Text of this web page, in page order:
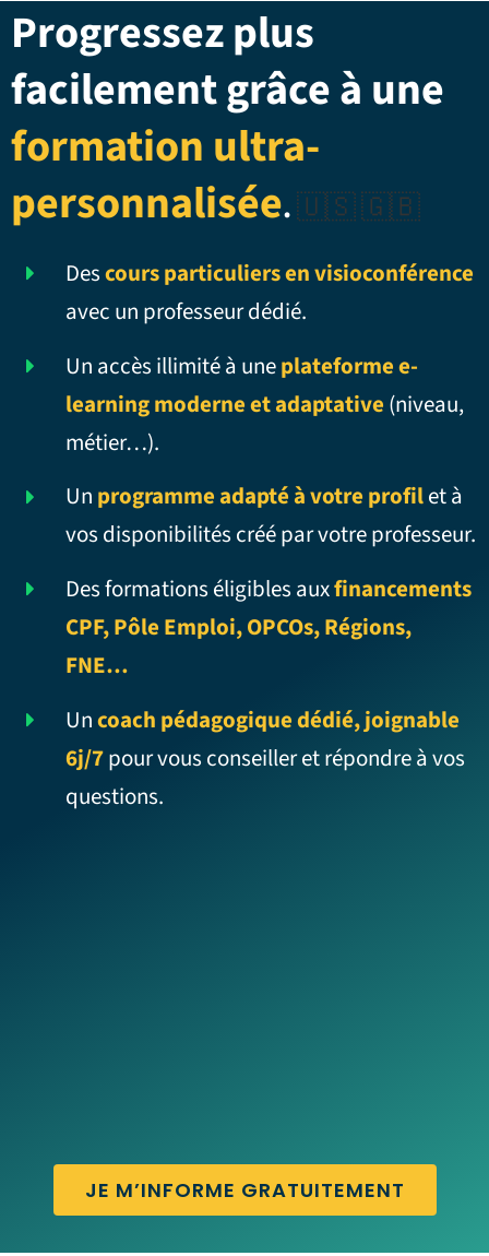
Progressez plus
facilement grâce à une
formation ultra-
personnalisée.🇺🇸 🇬🇧
Descours particuliers en visioconférence
avec un professeur dédié.
Un accès illimité à uneplateforme e-
learning moderne et adaptative (niveau,
métier…).
Un programme adapté à votre profilet à
vos disponibilités créé par votre professeur.
Des formations éligibles auxfinancements
CPF, Pôle Emploi, OPCOs, Régions,
FNE…
Uncoach pédagogique dédié, joignable
6j/7pour vous conseiller et répondre à vos
questions.
JE M’INFORME GRATUITEMENT